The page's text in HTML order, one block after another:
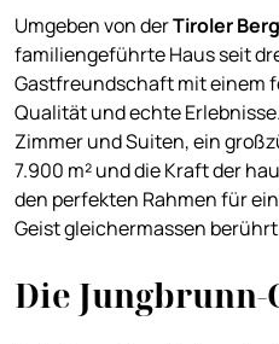
Umgeben von derTiroler
familiengeführte Haus seit
Gastfreundschaft mit einem
Qualität und echte
Zimmer und Suiten, ein
7.900 m² und die Kraft der
den perfekten Rahmen für
Geist gleichermassen
Die